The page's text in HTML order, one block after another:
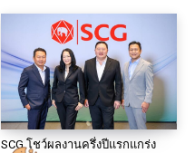
SCG โชว์ผลงานครึ่งปีแรกแกร่ง